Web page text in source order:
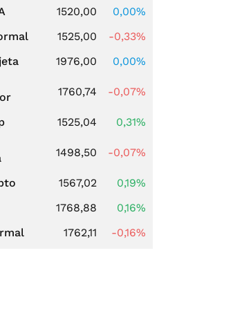
1520,00
0,00%
1525,00
-0,33%
1976,00
0,00%
1760,74 -0,07%
1525,04
0,31%
1498,50 -0,07%
1567,02
0,19%
1768,88
0,16%
1762,11 -0,16%